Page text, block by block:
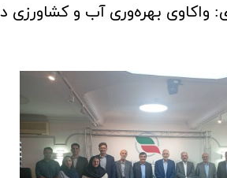
واکاوی بهره‌وری آب و